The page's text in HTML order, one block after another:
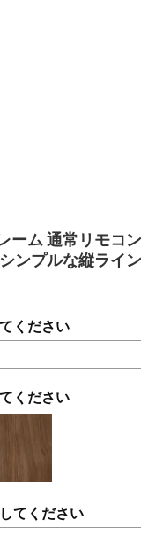
ーム 通常リモコ
ンプルな縦ライ
ください
ください
てください